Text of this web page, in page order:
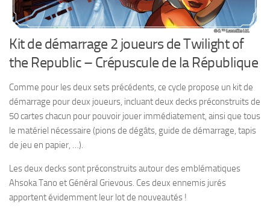
Kit de démarrage 2 joueurs de Twilight of
the Republic – Crépuscule de la République
Comme pour les deux sets précédents, ce cycle propose un kit de
démarrage pour deux joueurs, incluant deux decks préconstruits de
50 cartes chacun pour pouvoir jouer immédiatement, ainsi que tous
le matériel nécessaire (pions de dégâts, guide de démarrage, tapis
de jeu en papier, …).
Les deux decks sont préconstruits autour des emblématiques
Ahsoka Tano et Général Grievous. Ces deux ennemis jurés
apportent évidemment leur lot de nouveautés !